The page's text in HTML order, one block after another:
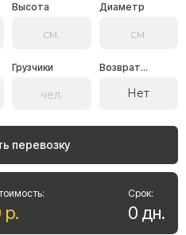
Высота Диаметр
Грузчики Возврат...
Нет
перевозку
р.
Срок:
0 дн.